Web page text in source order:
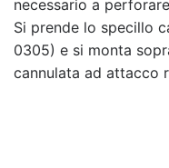
necessario a
Si prende lo specillo
0305) e si monta
cannulata ad attacco